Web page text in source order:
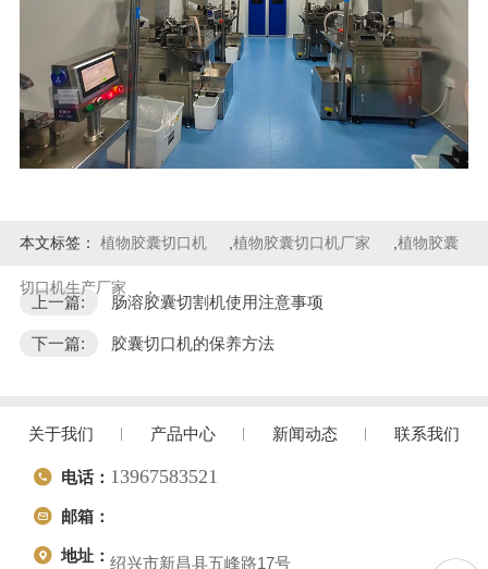
本文标签： 植物胶囊切口机 ,植物胶囊切口机厂家 植物胶囊
切口机生产厂家
上一篇: 肠溶胶囊切割机使用注意事项
下一篇: 胶囊切口机的保养方法
关于我们 产品中心 新闻动态 联系我们
电话： 13967583521
邮箱：
地址： 绍兴市新昌县五峰路17号